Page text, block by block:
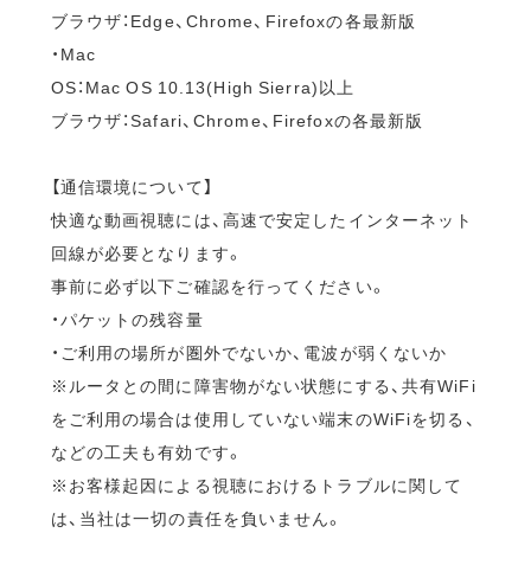
ブラウザ：Edge、Chrome、Firefoxの各最新版
・Mac
OS：Mac OS 10.13(High Sierra)以上
ブラウザ：Safari、Chrome、Firefoxの各最新版
【通信環境について】
快適な動画視聴には、高速で安定したインターネット
回線が必要となります。
事前に必ず以下ご確認を行ってください。
・パケットの残容量
・ご利用の場所が圏外でないか、電波が弱くないか
※ルータとの間に障害物がない状態にする、共有WiFi
をご利用の場合は使用していない端末のWiFiを切る、
などの工夫も有効です。
※お客様起因による視聴におけるトラブルに関して
は、当社は一切の責任を負いません。